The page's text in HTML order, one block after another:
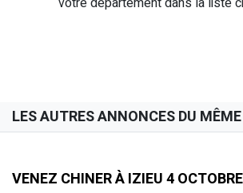
LES AUTRES ANNONCES DU
VENEZ CHINER À IZIEU 4